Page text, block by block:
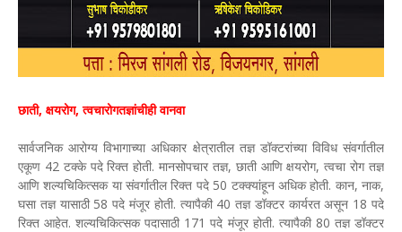
छाती, क्षयरोग, त्वचारोगतज्ञांचीही वानवा
सार्वजनिक आरोग्य विभागाच्या अधिकार क्षेत्रातील तज्ञ डॉक्टरांच्या विविध संवर्गातील
एकूण 42 टक्के पदे रिक्त होती. मानसोपचार तज्ञ, छाती आणि क्षयरोग, त्वचा रोग तज्ञ
आणि शल्यचिकित्सक या संवर्गातील रिक्त पदे 50 टक्क्यांहून अधिक होती. कान, नाक,
घसा तज्ञ यासाठी 58 पदे मंजूर होती. त्यापैकी 40 तज्ञ डॉक्टर कार्यरत असून 18 पदे
रिक्त आहेत. शल्यचिकित्सक पदासाठी 171 पदे मंजूर होती. त्यापैकी 80 तज्ञ डॉक्टर